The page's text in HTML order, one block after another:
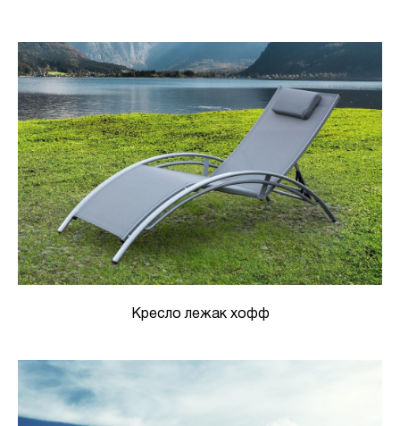
Кресло лежак хофф